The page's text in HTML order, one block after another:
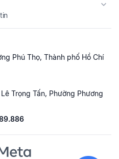
Phú Thọ, Thành phố Hồ Chí
Trọng Tấn, Phường Phương